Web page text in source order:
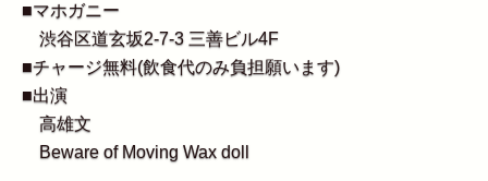
■マホガニー
渋谷区道玄坂2-7-3 三善ビル4F
■チャージ無料(飲食代のみ負担願います)
■出演
高雄文
Beware of Moving Wax doll